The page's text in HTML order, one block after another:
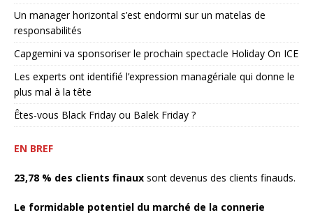
Un manager horizontal s’est endormi sur un matelas de
responsabilités
Capgemini va sponsoriser le prochain spectacle Holiday On ICE
Les experts ont identifié l’expression managériale qui donne le
plus mal à la tête
Êtes-vous Black Friday ou Balek Friday ?
EN BREF
23,78 % des clients finaux sont devenus des clients finauds.
Le formidable potentiel du marché de la connerie